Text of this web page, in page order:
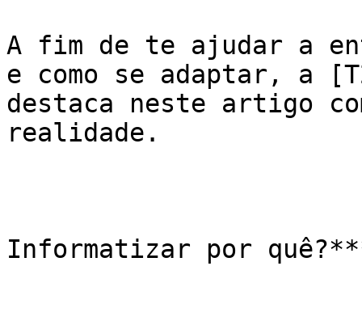
A fim de te ajudar a
e como se adaptar, a
destaca neste artigo
realidade.
Informatizar por